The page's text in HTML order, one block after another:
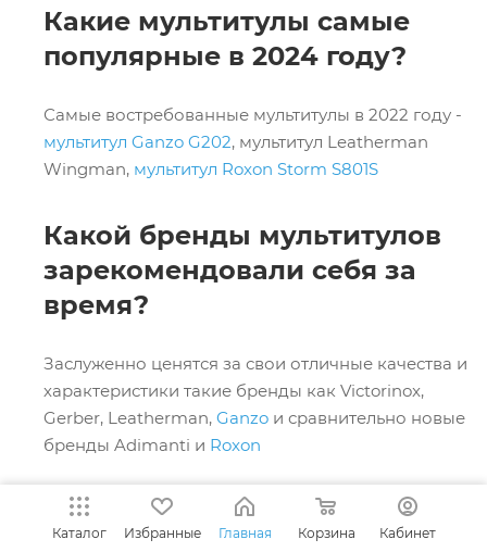
Какие мультитулы самые
популярные в 2024 году?
Самые востребованные мультитулы в 2022 году -
мультитул Ganzo G202, мультитул Leatherman
Wingman, мультитул Roxon Storm S801S
Какой бренды мультитулов
зарекомендовали себя за
время?
Заслуженно ценятся за свои отличные качества и
характеристики такие бренды как Victorinox,
Gerber, Leatherman, Ganzo и сравнительно новые
бренды Adimanti и Roxon
Какие цены на мультитулы
Каталог Избранные Главная Корзина Кабинет